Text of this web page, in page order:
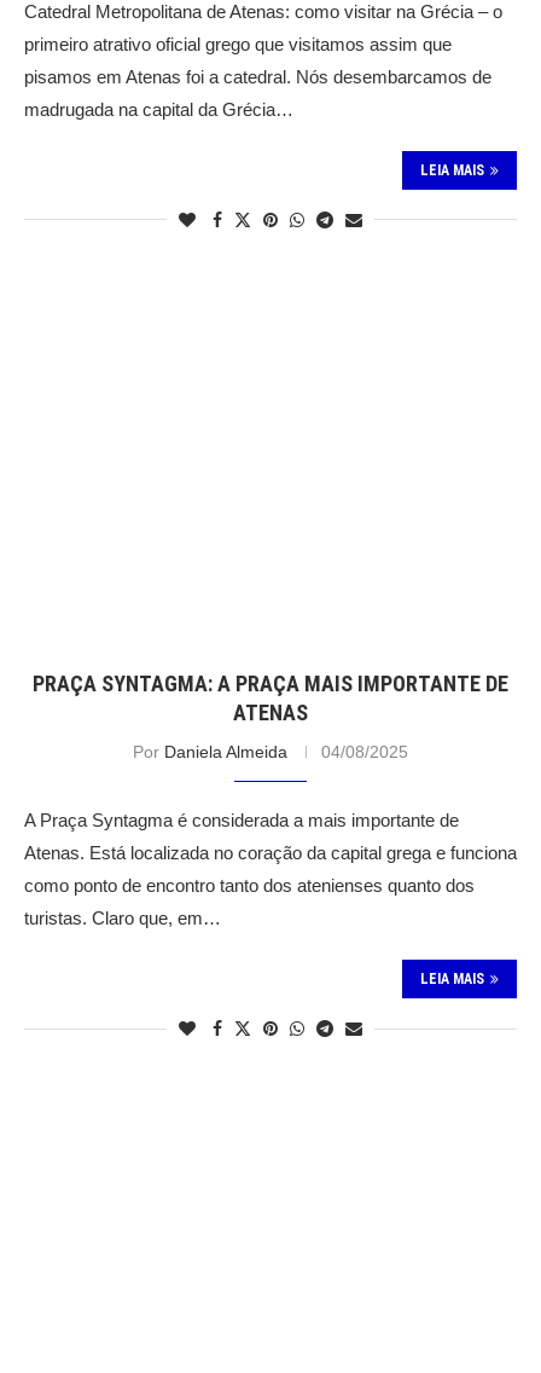
Catedral Metropolitana de Atenas: como visitar na Grécia – o
primeiro atrativo oficial grego que visitamos assim que
pisamos em Atenas foi a catedral. Nós desembarcamos de
madrugada na capital da Grécia…
LEIA MAIS
PRAÇA SYNTAGMA: A PRAÇA MAIS IMPORTANTE DE
ATENAS
Por Daniela Almeida 04/08/2025
A Praça Syntagma é considerada a mais importante de
Atenas. Está localizada no coração da capital grega e funciona
como ponto de encontro tanto dos atenienses quanto dos
turistas. Claro que, em…
LEIA MAIS